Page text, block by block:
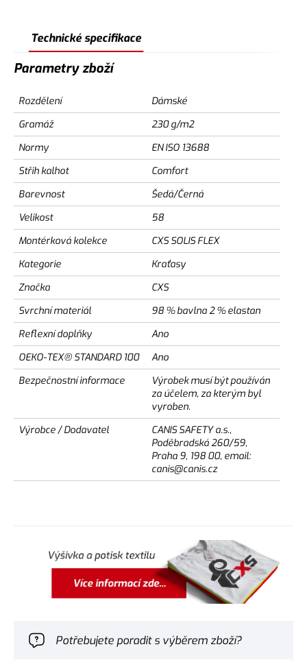
Technické specifikace
Parametry zboží
Rozdělení
Dámské
Gramáž
230 g/m2
Normy
EN ISO 13688
Střih kalhot
Comfort
Barevnost
Šedá/Černá
Velikost
58
Montérková kolekce
CXS SOLIS FLEX
Kategorie
Kraťasy
Značka
CXS
Svrchní materiál
98 % bavlna 2 % elastan
Reflexní doplňky
Ano
OEKO-TEX® STANDARD 100
Ano
Bezpečnostní informace
Výrobek musí být používán
za účelem, za kterým byl
vyroben.
Výrobce / Dodavatel
CANIS SAFETY a.s.,
Poděbradská 260/59,
Praha 9, 198 00, email:
canis@canis.cz
Potřebujete poradit s výběrem zboží?